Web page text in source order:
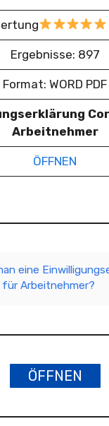
Ergebnisse: 897
Format: WORD PDF
Arbeitnehmer
ÖFFNEN
eine
Arbeitnehmer?
ÖFFNEN